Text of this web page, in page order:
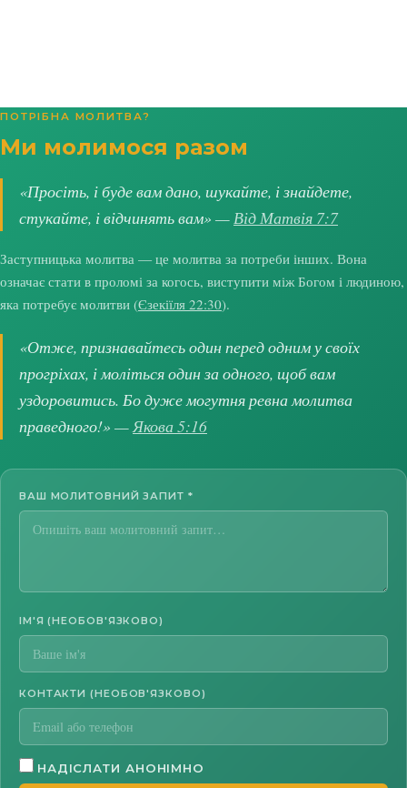
ПОТРІБНА МОЛИТВА?
Ми молимося разом
«Просіть, і буде вам дано, шукайте, і знайдете,
стукайте, і відчинять вам» —Від Матвія 7:7
Заступницька молитва — це молитва за потреби інших. Вона
означає стати в проломі за когось, виступити між Богом і людиною,
яка потребує молитви (Єзекіїля 22:30).
«Отже, признавайтесь один перед одним у своїх
прогріхах, і моліться один за одного, щоб вам
уздоровитись. Бо дуже могутня ревна молитва
праведного!» —Якова 5:16
ВАШ МОЛИТОВНИЙ ЗАПИТ *
ІМ'Я (НЕОБОВ'ЯЗКОВО)
КОНТАКТИ (НЕОБОВ'ЯЗКОВО)
НАДІСЛАТИ АНОНІМНО